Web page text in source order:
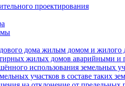
проектирования
дома жилым домом и жилого
жилых домов аварийными и
использования земельных
участков в составе таких